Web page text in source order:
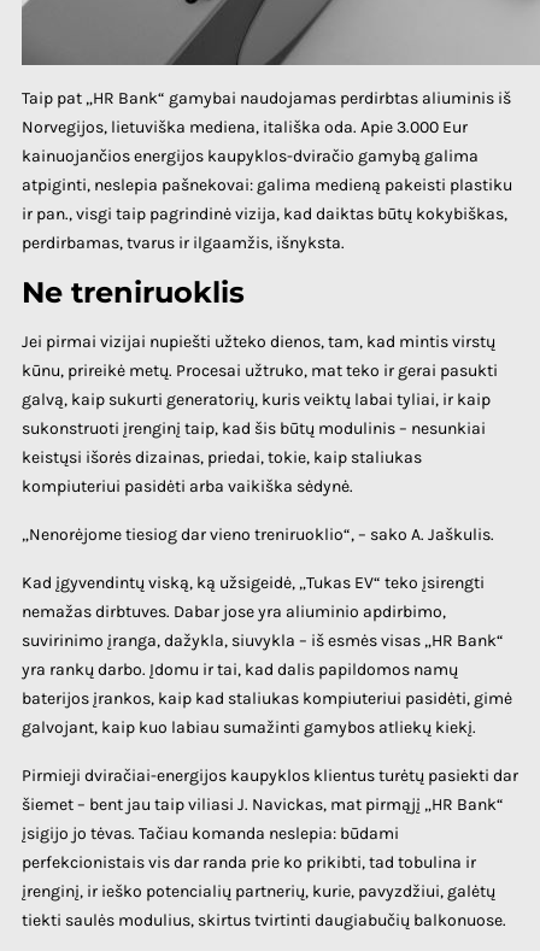
Taip pat „HR Bank“ gamybai naudojamas perdirbtas aliuminis iš
Norvegijos, lietuviška mediena, itališka oda. Apie 3.000 Eur
kainuojančios energijos kaupyklos-dviračio gamybą galima
atpiginti, neslepia pašnekovai: galima medieną pakeisti plastiku
ir pan., visgi taip pagrindinė vizija, kad daiktas būtų kokybiškas,
perdirbamas, tvarus ir ilgaamžis, išnyksta.
Ne treniruoklis
Jei pirmai vizijai nupiešti užteko dienos, tam, kad mintis virstų
kūnu, prireikė metų. Procesai užtruko, mat teko ir gerai pasukti
galvą, kaip sukurti generatorių, kuris veiktų labai tyliai, ir kaip
sukonstruoti įrenginį taip, kad šis būtų modulinis – nesunkiai
keistųsi išorės dizainas, priedai, tokie, kaip staliukas
kompiuteriui pasidėti arba vaikiška sėdynė.
„Nenorėjome tiesiog dar vieno treniruoklio“, – sako A. Jaškulis.
Kad įgyvendintų viską, ką užsigeidė, „Tukas EV“ teko įsirengti
nemažas dirbtuves. Dabar jose yra aliuminio apdirbimo,
suvirinimo įranga, dažykla, siuvykla – iš esmės visas „HR Bank“
yra rankų darbo. Įdomu ir tai, kad dalis papildomos namų
baterijos įrankos, kaip kad staliukas kompiuteriui pasidėti, gimė
galvojant, kaip kuo labiau sumažinti gamybos atliekų kiekį.
Pirmieji dviračiai-energijos kaupyklos klientus turėtų pasiekti dar
šiemet – bent jau taip viliasi J. Navickas, mat pirmąjį „HR Bank“
įsigijo jo tėvas. Tačiau komanda neslepia: būdami
perfekcionistais vis dar randa prie ko prikibti, tad tobulina ir
įrenginį, ir ieško potencialių partnerių, kurie, pavyzdžiui, galėtų
tiekti saulės modulius, skirtus tvirtinti daugiabučių balkonuose.